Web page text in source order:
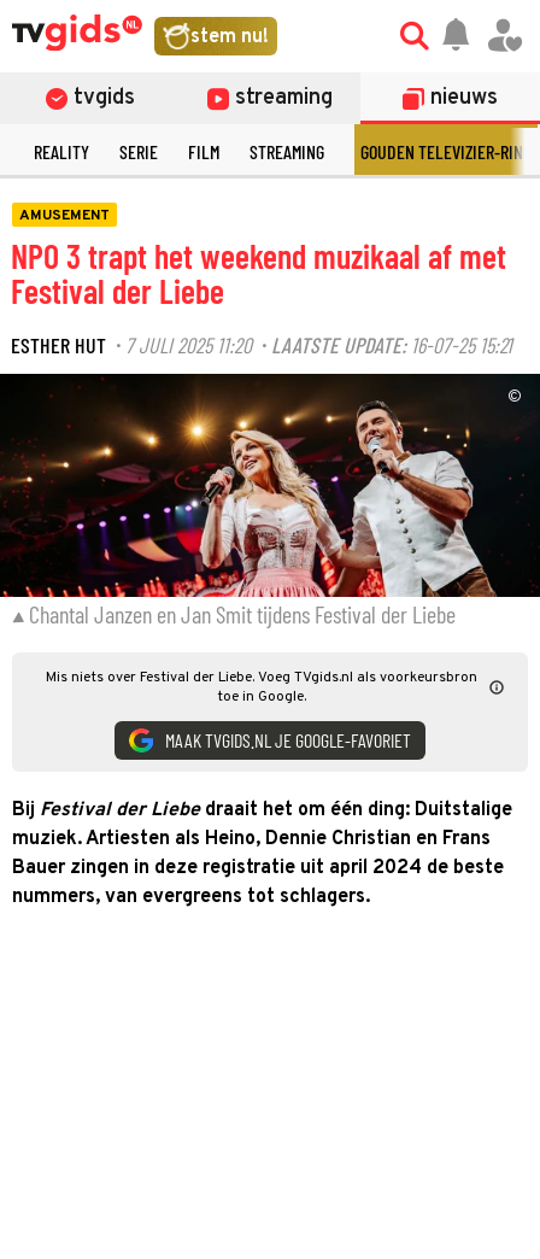
stem nu!
tvgids streaming nieuws
REALITY SERIE FILM STREAMING GOUDEN TELEVIZIER-RING
AMUSEMENT
NPO 3 trapt het weekend muzikaal af met
Festival der Liebe
ESTHER HUT · 7 JULI 2025 11:20· LAATSTE UPDATE: 16-07-25 15:21
©
Chantal Janzen en Jan Smit tijdens Festival der Liebe
Mis niets over Festival der Liebe. Voeg TVgids.nl als voorkeursbron
toe in Google.
MAAK TVGIDS.NL JE GOOGLE-FAVORIET
Bij Festival der Liebedraait het om één ding: Duitstalige
muziek. Artiesten als Heino, Dennie Christian en Frans
Bauer zingen in deze registratie uit april 2024 de beste
nummers, van evergreens tot schlagers.